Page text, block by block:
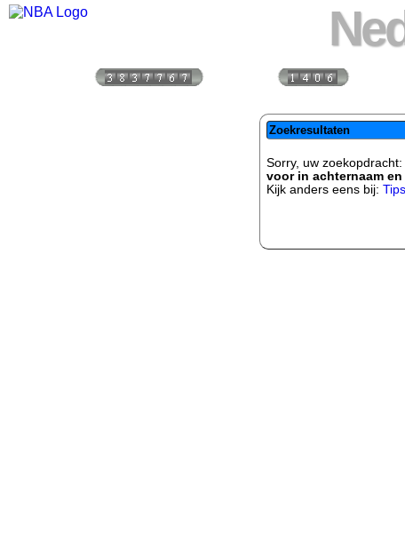
Zoekresultaten
Sorry, uw zoekopdracht:
voor in achternaam
Kijk anders eens bij: Tips